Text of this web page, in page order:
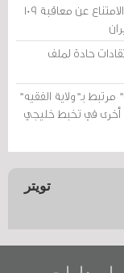
محكمة «أمن الدولة» في الكويت: الامتناع عن معاقبة 109
حادة لملف
بـ"ولاية الفقيه"
في تخبط خليجي
تويتر